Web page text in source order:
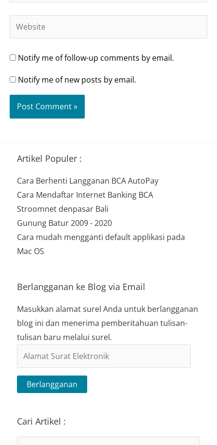
Website
Notify me of follow-up comments by email.
Notify me of new posts by email.
Artikel Populer :
Cara Berhenti Langganan BCA AutoPay
Cara Mendaftar Internet Banking BCA
Stroomnet denpasar Bali
Gunung Batur 2009 - 2020
Cara mudah mengganti default applikasi pada
Mac OS
Berlangganan ke Blog via Email
Masukkan alamat surel Anda untuk berlangganan
blog ini dan menerima pemberitahuan tulisan-
tulisan baru melalui surel.
Alamat
Surat
Elektronik
Berlangganan
Cari Artikel :